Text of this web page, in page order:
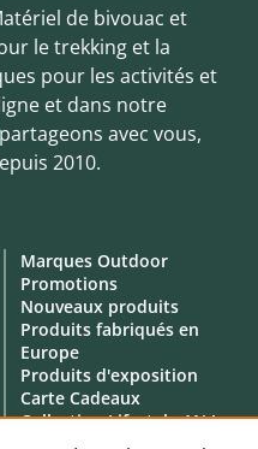
de bivouac et
le trekking et la
pour les activités et
et dans notre
avec vous,
2010.
Marques Outdoor
Promotions
Nouveaux produits
Produits fabriqués en
Europe
Produits d'exposition
Carte Cadeaux
Collection Lifestyle AN !